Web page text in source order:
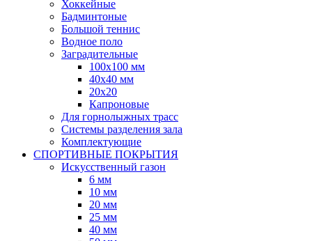
Хоккейные
Бадминтоные
Большой теннис
Водное поло
Заградительные
100х100 мм
40х40 мм
20х20
Капроновые
Для горнолыжных трасс
Системы разделения зала
Комплектующие
СПОРТИВНЫЕ ПОКРЫТИЯ
Искусственный газон
6 мм
10 мм
20 мм
25 мм
40 мм